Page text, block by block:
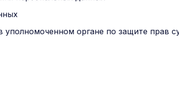
органе по защите прав